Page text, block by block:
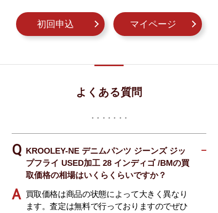
初回申込 マイページ
よくある質問
KROOLEY-NE デニムパンツ ジーンズ ジッ
プフライ USED加工 28 インディゴ /BMの買
取価格の相場はいくらくらいですか？
買取価格は商品の状態によって大きく異なり
ます。査定は無料で行っておりますのでぜひ